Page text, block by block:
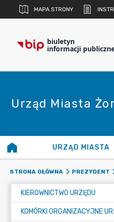
MAPA STRONY
biuletyn
informacji
Urząd Miasta
URZĄD MIASTA
STRONA GŁÓWNA PREZYDENT
KIEROWNICTWO URZĘDU
KOMÓRKI ORGANIZACYJNE